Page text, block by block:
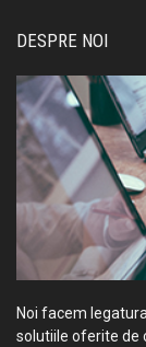
DESPRE NOI
Noi facem
solutiile oferite de